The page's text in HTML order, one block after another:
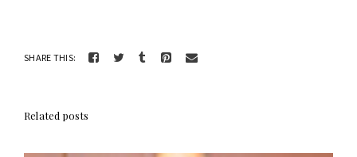
SHARE THIS:
Related posts